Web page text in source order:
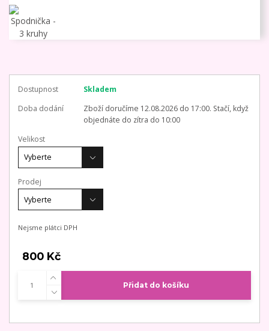
Dostupnost
Skladem
Doba dodání
Zboží doručíme 12.08.2026 do 17:00. Stačí, když
objednáte do zítra do 10:00
Velikost
Prodej
Nejsme plátci DPH
800 Kč
Přidat do košíku